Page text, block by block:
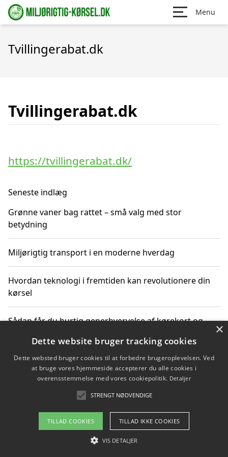
Menu
Tvillingerabat.dk
Tvillingerabat.dk
https://tvillingerabat.dk/
Seneste indlæg
Grønne vaner bag rattet – små valg med stor
betydning
Miljørigtig transport i en moderne hverdag
Hvordan teknologi i fremtiden kan revolutionere din
kørsel
Sådan får du hurtig generhvervelse af kørekort og
Sådan lærer du miljørigtig kørsel hos en køreskole i
Gentofte
Copyright 2026 - Pilanto Aps
Om / kontakt
×
Dette website bruger tracking cookies
Dette websted bruger cookies til at forbedre brugeroplevelsen. Ved
at bruge vores hjemmeside accepterer du alle cookies i
overensstemmelse med vores cookiepolitik. Detaljer
STRENGT NØDVENDIGE
TILLAD COOKIES TILLAD IKKE COOKIES
VIS DETALJER